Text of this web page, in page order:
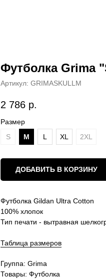
Футболка Grima
Артикул: GRIMASKULLM
2 786 р.
Размер
S
M L XL 2XL
ДОБАВИТЬ В КОРЗИНУ
Футболка Gildan Ultra Cotton
100% хлопок
Тип печати - вытравная
Таблица размеров
Группа: Grima
Товары: Футболка